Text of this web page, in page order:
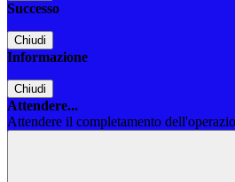
Successo
Chiudi
Informazione
Chiudi
Attendere...
Attendere il completamento